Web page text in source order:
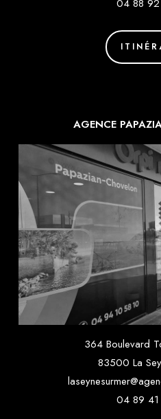
04 88
AGENCE
364 Boulevard
83500 La
04 89